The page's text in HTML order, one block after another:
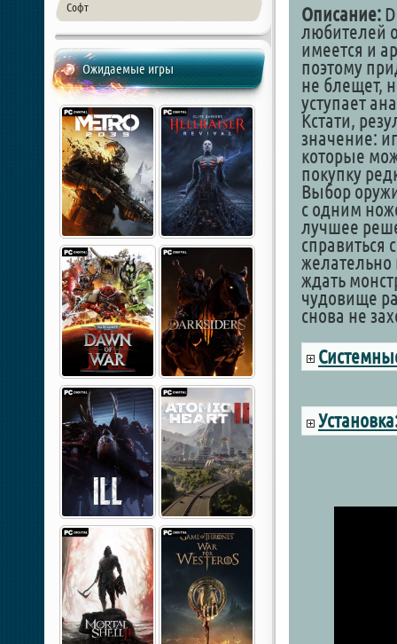
Софт
Ожидаемые игры
Описание:
любителей
имеется и
поэтому
не блещет,
уступает
Кстати,
значение:
которые
покупку
Выбор
с одним
лучшее
справиться
желательно
ждать
чудовище
снова не